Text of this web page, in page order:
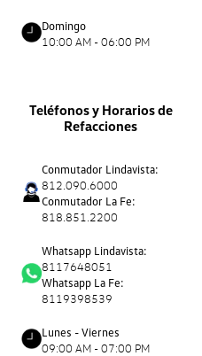
Domingo
10:00 AM - 06:00 PM
Teléfonos y Horarios de
Refacciones
Conmutador Lindavista:
812.090.6000
Conmutador La Fe:
818.851.2200
Whatsapp Lindavista:
8117648051
Whatsapp La Fe:
8119398539
Lunes - Viernes
09:00 AM - 07:00 PM